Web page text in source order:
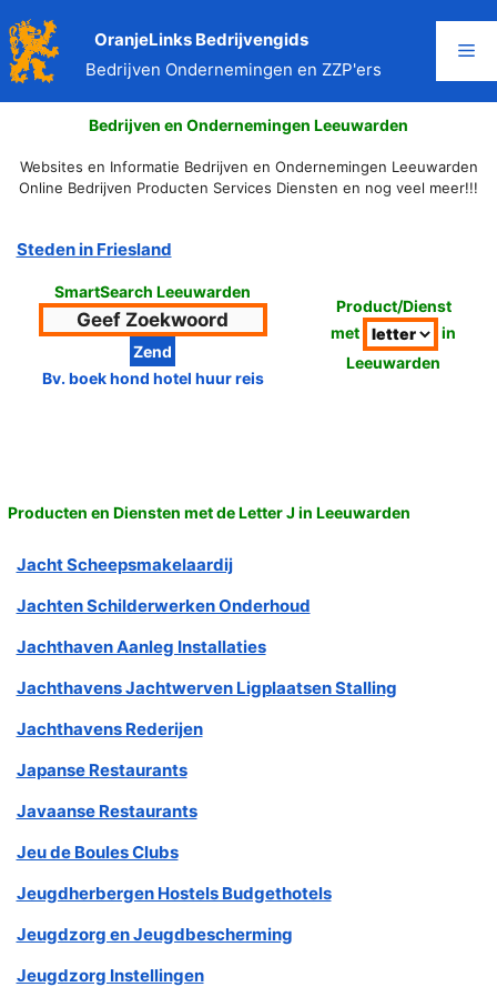
naar
de
inhoud
OranjeLinks Bedrijvengids
Bedrijven Ondernemingen en ZZP'ers
Bedrijven en Ondernemingen Leeuwarden
Websites en Informatie Bedrijven en Ondernemingen Leeuwarden
Online Bedrijven Producten Services Diensten en nog veel meer!!!
Steden in Friesland
SmartSearch Leeuwarden
Bv. boek hond hotel huur reis
Product/Dienst
met
in
Leeuwarden
Producten en Diensten met de Letter J in Leeuwarden
Jacht Scheepsmakelaardij
Jachten Schilderwerken Onderhoud
Jachthaven Aanleg Installaties
Jachthavens Jachtwerven Ligplaatsen Stalling
Jachthavens Rederijen
Japanse Restaurants
Javaanse Restaurants
Jeu de Boules Clubs
Jeugdherbergen Hostels Budgethotels
Jeugdzorg en Jeugdbescherming
Jeugdzorg Instellingen